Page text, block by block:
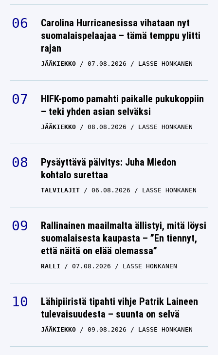
Carolina Hurricanesissa vihataan nyt
suomalaispelaajaa – tämä temppu ylitti
rajan
JÄÄKIEKKO 07.08.2026 LASSE HONKANEN
HIFK-pomo pamahti paikalle pukukoppiin
– teki yhden asian selväksi
JÄÄKIEKKO 08.08.2026 LASSE HONKANEN
Pysäyttävä päivitys: Juha Miedon
kohtalo surettaa
TALVILAJIT 06.08.2026 LASSE HONKANEN
Rallinainen maailmalta ällistyi, mitä löysi
suomalaisesta kaupasta – ”En tiennyt,
että näitä on elää olemassa”
RALLI 07.08.2026 LASSE HONKANEN
Lähipiiristä tipahti vihje Patrik Laineen
tulevaisuudesta – suunta on selvä
JÄÄKIEKKO 09.08.2026 LASSE HONKANEN